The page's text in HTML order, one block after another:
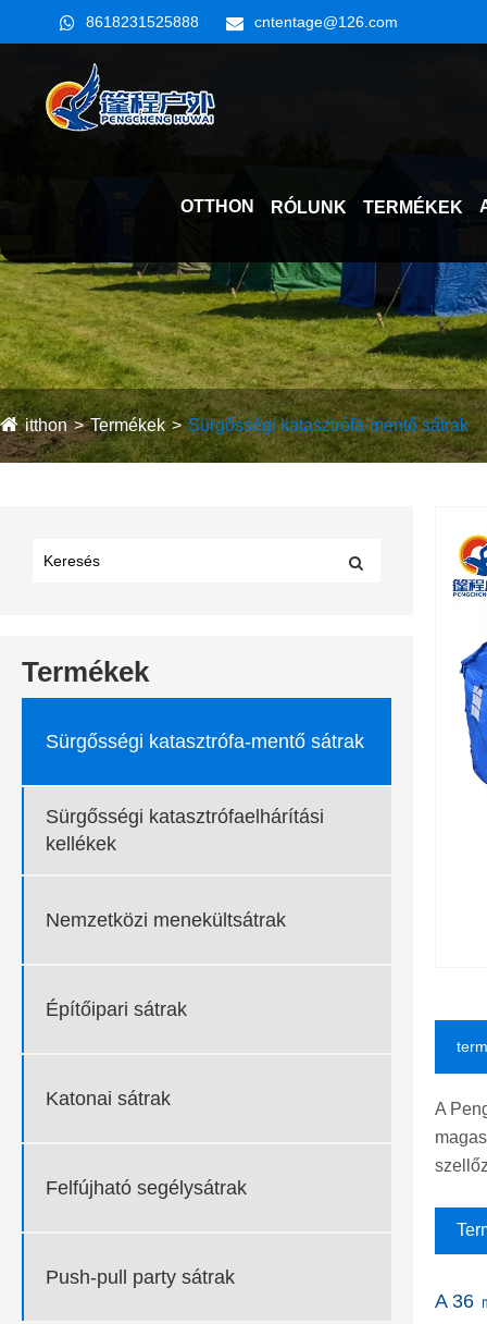
8618231525888 cntentage@126.com
OTTHON RÓLUNK TERMÉKEK
itthon Termékek Sürgősségi katasztrófa-mentő sátrak
Termékek
Sürgősségi katasztrófa-mentő sátrak
Sürgősségi katasztrófaelhárítási
kellékek
Nemzetközi menekültsátrak
Építőipari sátrak
Katonai sátrak
Felfújható segélysátrak
Push-pull party sátrak
A
A 36